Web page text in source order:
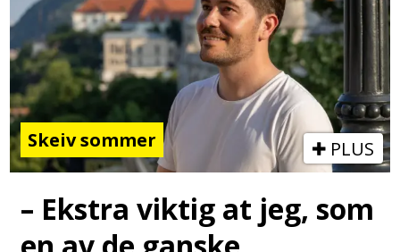
Skeiv sommer PLUS
– Ekstra viktig at jeg, som